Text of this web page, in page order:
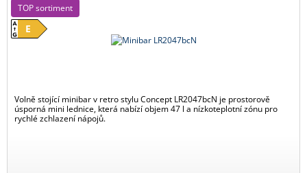
Volně stojící minibar v retro stylu Concept LR2047bcN je prostorově
úsporná mini lednice, která nabízí objem 47 l a nízkoteplotní zónu pro
rychlé zchlazení nápojů.
TOP sortiment
E